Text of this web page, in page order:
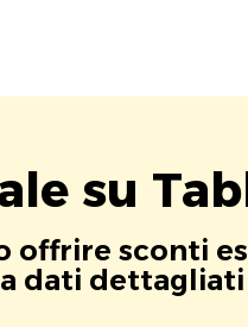
su
offrire sconti
dati